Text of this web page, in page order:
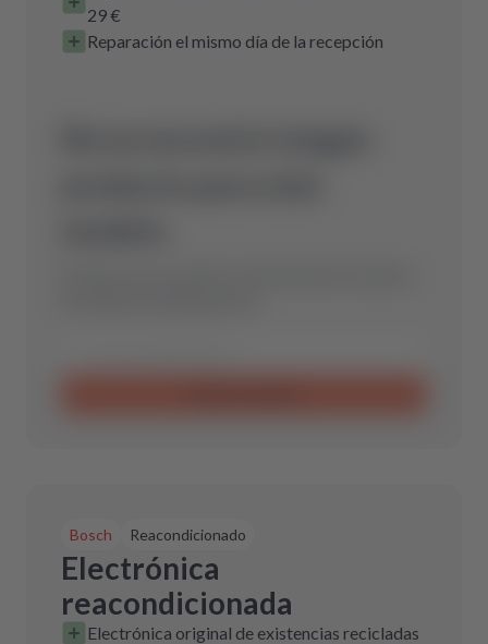
29 €
Reparación el mismo día de la recepción
Bosch Reacondicionado
Electrónica
reacondicionada
Electrónica original de existencias recicladas